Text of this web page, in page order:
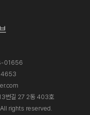
01656
번길 27 2동 403호
rights reserved.